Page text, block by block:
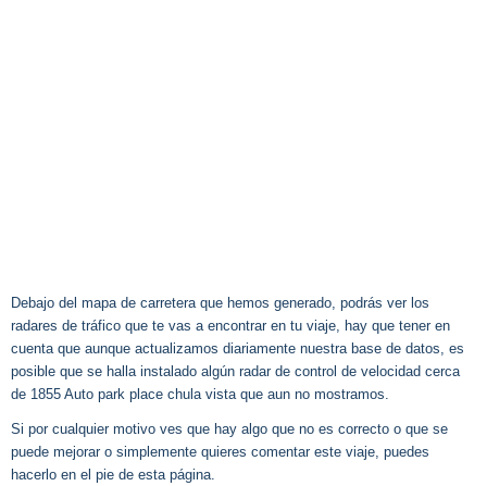
Debajo del mapa de carretera que hemos generado, podrás ver los
radares de tráfico que te vas a encontrar en tu viaje, hay que tener en
cuenta que aunque actualizamos diariamente nuestra base de datos, es
posible que se halla instalado algún radar de control de velocidad cerca
de 1855 Auto park place chula vista que aun no mostramos.
Si por cualquier motivo ves que hay algo que no es correcto o que se
puede mejorar o simplemente quieres comentar este viaje, puedes
hacerlo en el pie de esta página.